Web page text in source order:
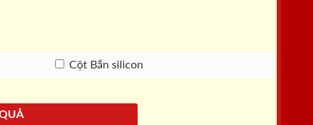
Cột Bắn silicon